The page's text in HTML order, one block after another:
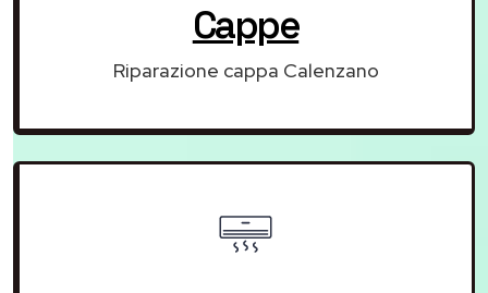
Cappe
Riparazione cappa Calenzano